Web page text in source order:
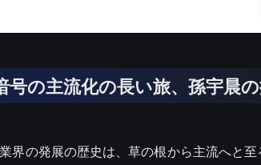
号の主流化の長い旅、孫宇晨
界の発展の歴史は、草の根から主流へと